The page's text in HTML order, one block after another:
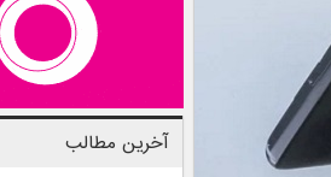
آخرین مطالب